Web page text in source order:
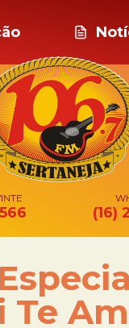
(16)
Te